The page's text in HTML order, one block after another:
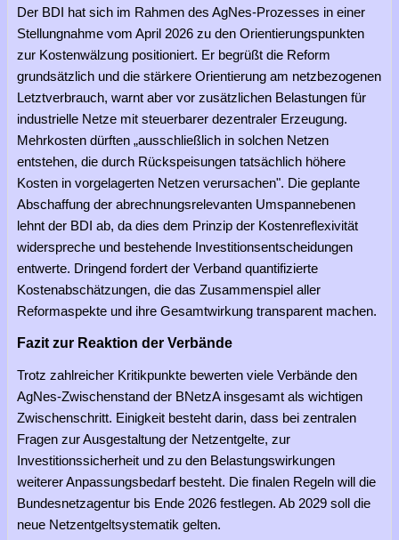
Der BDI hat sich im Rahmen des AgNes-Prozesses in einer
Stellungnahme vom April 2026 zu den Orientierungspunkten
zur Kostenwälzung positioniert. Er begrüßt die Reform
grundsätzlich und die stärkere Orientierung am netzbezogenen
Letztverbrauch, warnt aber vor zusätzlichen Belastungen für
industrielle Netze mit steuerbarer dezentraler Erzeugung.
Mehrkosten dürften „ausschließlich in solchen Netzen
entstehen, die durch Rückspeisungen tatsächlich höhere
Kosten in vorgelagerten Netzen verursachen". Die geplante
Abschaffung der abrechnungsrelevanten Umspannebenen
lehnt der BDI ab, da dies dem Prinzip der Kostenreflexivität
widerspreche und bestehende Investitionsentscheidungen
entwerte. Dringend fordert der Verband quantifizierte
Kostenabschätzungen, die das Zusammenspiel aller
Reformaspekte und ihre Gesamtwirkung transparent machen.
Fazit zur Reaktion der Verbände
Trotz zahlreicher Kritikpunkte bewerten viele Verbände den
AgNes-Zwischenstand der BNetzA insgesamt als wichtigen
Zwischenschritt. Einigkeit besteht darin, dass bei zentralen
Fragen zur Ausgestaltung der Netzentgelte, zur
Investitionssicherheit und zu den Belastungswirkungen
weiterer Anpassungsbedarf besteht. Die finalen Regeln will die
Bundesnetzagentur bis Ende 2026 festlegen. Ab 2029 soll die
neue Netzentgeltsystematik gelten.